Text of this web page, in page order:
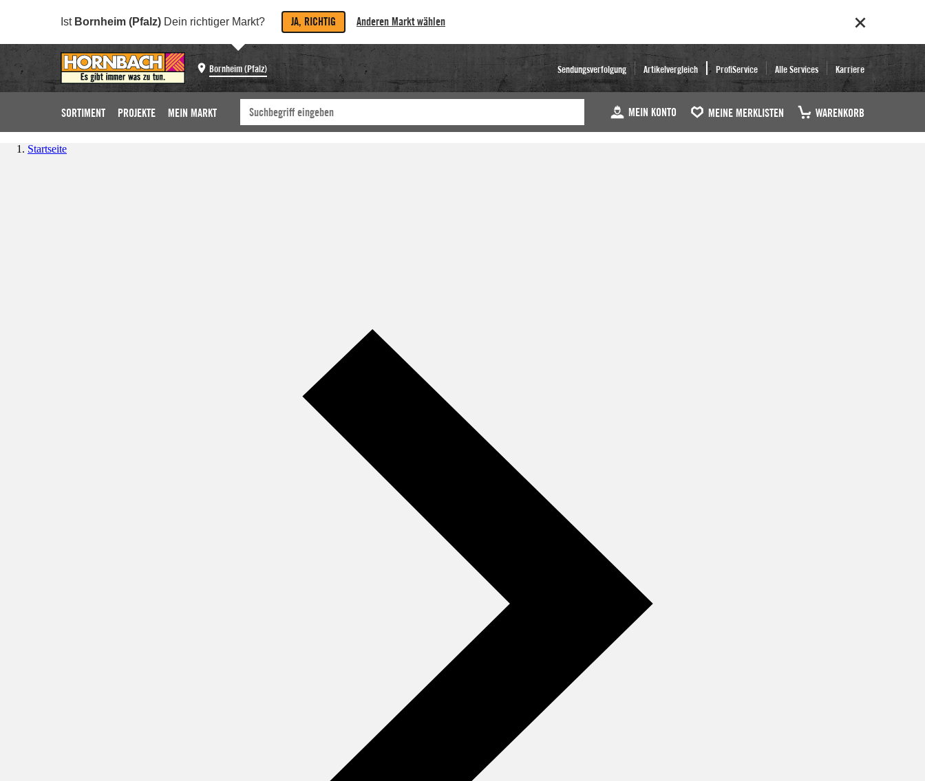
Ist Bornheim (Pfalz) Dein richtiger Markt? JA, RICHTIG Anderen Markt wählen
Bornheim (Pfalz) Sendungsverfolgung Artikelvergleich ProfiService Alle Services Karriere
SORTIMENT PROJEKTE MEIN MARKT MEIN KONTO MEINE MERKLISTEN WARENKORB
Startseite